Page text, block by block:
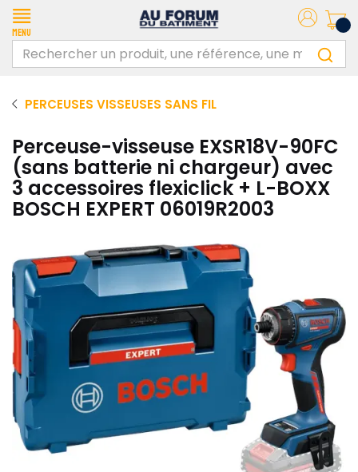
Menu
PERCEUSES VISSEUSES SANS FIL
Perceuse-visseuse EXSR18V-90FC
(sans batterie ni chargeur) avec
3 accessoires flexiclick + L-BOXX
BOSCH EXPERT 06019R2003